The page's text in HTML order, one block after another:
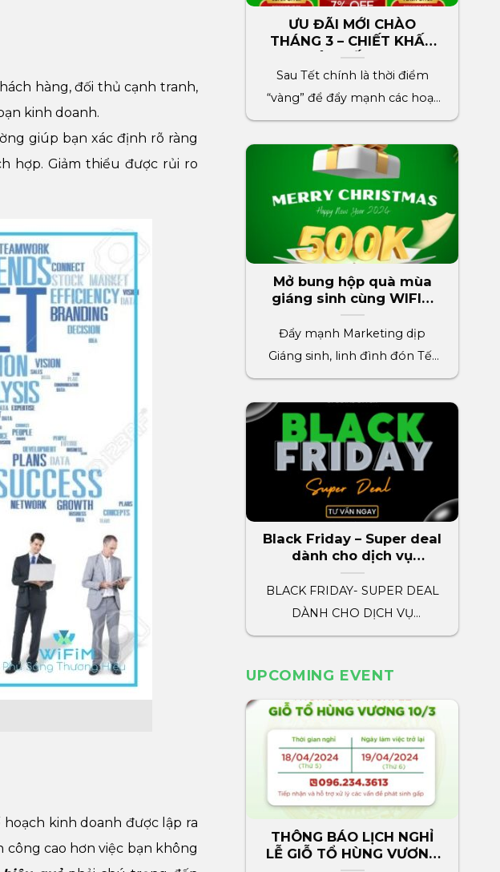
hàng, đối thủ cạnh tranh,
kinh doanh.
giúp bạn xác định rõ ràng
hợp. Giảm thiểu được rủi ro
kinh doanh được lập ra
cao hơn việc bạn không
ƯU ĐÃI MỚI CHÀO
THÁNG 3 – CHIẾT KHẤU
LÊN ĐẾN 7%
Sau Tết chính là thời điểm
“vàng” để đẩy mạnh các hoạt
động marketing cho[...]
Mở bung hộp quà mùa
giáng sinh cùng WIFIM
phần quà trị giá 500k
Đẩy mạnh Marketing dịp
Giáng sinh, linh đình đón Tết
2024 cùng WIFIM. Thúc đẩy[...]
Black Friday – Super deal
dành cho dịch vụ
marketing wifim
BLACK FRIDAY- SUPER DEAL
DÀNH CHO DỊCH VỤ
MARKETING WIFIM WIFIM
UPCOMING EVENT
THÔNG BÁO LỊCH NGHỈ
LỄ GIỖ TỔ HÙNG VƯƠNG